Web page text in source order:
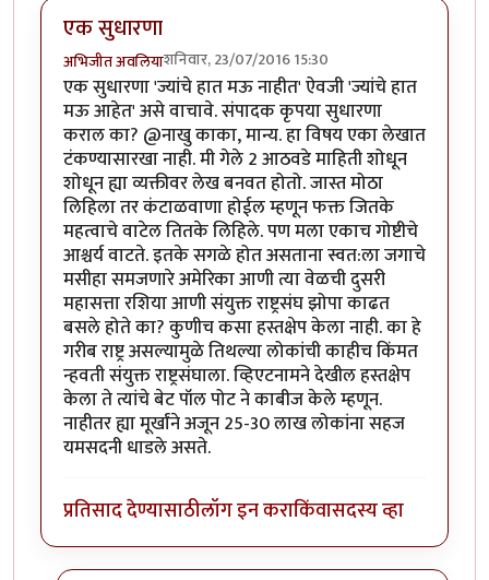
एक सुधारणा
अभिजीत अवलियाशनिवार, 23/07/2016 15:30
एक सुधारणा 'ज्यांचे हात मऊ नाहीत' ऐवजी 'ज्यांचे हात
मऊ आहेत' असे वाचावे. संपादक कृपया सुधारणा
कराल का? @नाखु काका, मान्य. हा विषय एका लेखात
टंकण्यासारखा नाही. मी गेले 2 आठवडे माहिती शोधून
शोधून ह्या व्यक्तीवर लेख बनवत होतो. जास्त मोठा
लिहिला तर कंटाळवाणा होईल म्हणून फक्त जितके
महत्वाचे वाटेल तितके लिहिले. पण मला एकाच गोष्टीचे
आश्चर्य वाटते. इतके सगळे होत असताना स्वत:ला जगाचे
मसीहा समजणारे अमेरिका आणी त्या वेळची दुसरी
महासत्ता रशिया आणी संयुक्त राष्ट्रसंघ झोपा काढत
बसले होते का? कुणीच कसा हस्तक्षेप केला नाही. का हे
गरीब राष्ट्र असल्यामुळे तिथल्या लोकांची काहीच किंमत
न्हवती संयुक्त राष्ट्रसंघाला. व्हिएटनामने देखील हस्तक्षेप
केला ते त्यांचे बेट पॉल पोट ने काबीज केले म्हणून.
नाहीतर ह्या मूर्खांने अजून 25-30 लाख लोकांना सहज
यमसदनी धाडले असते.
प्रतिसाद देण्यासाठीलॉग इन कराकिंवासदस्य व्हा